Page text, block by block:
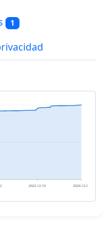
1
2023-12-10 2024-12-07